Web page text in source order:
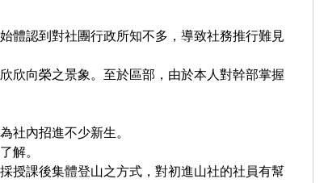
體認到對社團行政所知不多，導致社務推行難見
向榮之景象。至於區部，由於本人對幹部掌握
社內招進不少新生。
解。
授課後集體登山之方式，對初進山社的社員有幫